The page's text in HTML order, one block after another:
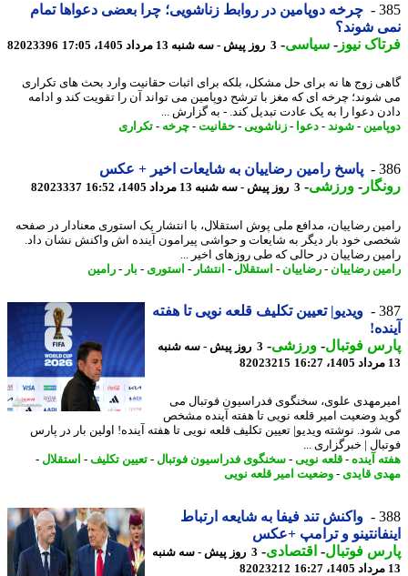
چرخه دوپامین در روابط زناشویی؛ چرا بعضی دعواها تمام
شوند؟
نیوز-سیاسی-3 روز پیش - سه شنبه 13 مرداد 1405، 17:05 82023396
زوج ها نه برای حل مشکل، بلکه برای اثبات حقانیت وارد بحث های تکراری
چرخه ای که مغز با ترشح دوپامین می تواند آن را تقویت کند و ادامه
دعوا را به یک عادت تبدیل کند. - به گزارش ...
-شوند-دعوا-زناشویی-حقانیت-چرخه-تکراری
پاسخ رامین رضاییان به شایعات اخیر + عکس
-ورزشی-3 روز پیش - سه شنبه 13 مرداد 1405، 16:52 82023337
رضاییان، مدافع ملی پوش استقلال، با انتشار یک استوری معنادار در صفحه
خود بار دیگر به شایعات و حواشی پیرامون آینده اش واکنش نشان داد.
رضاییان در حالی که طی روزهای اخیر ...
رضاییان-رضاییان-استقلال-انتشار-استوری- بار - رامین
ویدیو| تعیین تکلیف قلعه نویی تا هفته
فوتبال-ورزشی-
3 روز پیش - سه شنبه
82023215
علوی، سخنگوی فدراسیون فوتبال می
وضعیت امیر قلعه نویی تا هفته آینده مشخص
نوشته ویدیو| تعیین تکلیف قلعه نویی تا هفته آینده! اولین بار در پارس
| خبرگزاری ...
آینده
-قلعه نویی-سخنگوی فدراسیون فوتبال-تعیین تکلیف-استقلال-
قایدی-وضعیت امیر قلعه نویی
واکنش تند فیفا به شایعه ارتباط
و ترامپ +عکس
فوتبال-اقتصادی- 3 روز پیش - سه شنبه
82023212